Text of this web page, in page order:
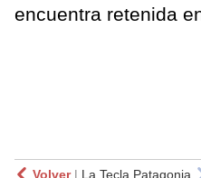
encuentra retenida
Volver| La Tecla Patagonia